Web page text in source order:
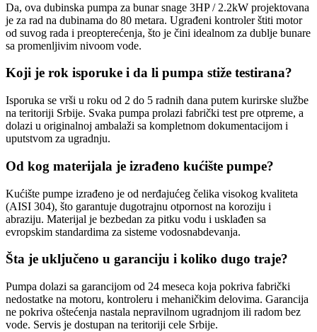
Da, ova dubinska pumpa za bunar snage 3HP / 2.2kW projektovana
je za rad na dubinama do 80 metara. Ugrađeni kontroler štiti motor
od suvog rada i preopterećenja, što je čini idealnom za dublje bunare
sa promenljivim nivoom vode.
Koji je rok isporuke i da li pumpa stiže testirana?
Isporuka se vrši u roku od 2 do 5 radnih dana putem kurirske službe
na teritoriji Srbije. Svaka pumpa prolazi fabrički test pre otpreme, a
dolazi u originalnoj ambalaži sa kompletnom dokumentacijom i
uputstvom za ugradnju.
Od kog materijala je izrađeno kućište pumpe?
Kućište pumpe izrađeno je od nerđajućeg čelika visokog kvaliteta
(AISI 304), što garantuje dugotrajnu otpornost na koroziju i
abraziju. Materijal je bezbedan za pitku vodu i usklađen sa
evropskim standardima za sisteme vodosnabdevanja.
Šta je uključeno u garanciju i koliko dugo traje?
Pumpa dolazi sa garancijom od 24 meseca koja pokriva fabrički
nedostatke na motoru, kontroleru i mehaničkim delovima. Garancija
ne pokriva oštećenja nastala nepravilnom ugradnjom ili radom bez
vode. Servis je dostupan na teritoriji cele Srbije.